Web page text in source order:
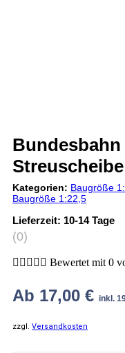
Streuscheibe
Kategorien: Baugröße
Baugröße 1:22,5
Lieferzeit: 10-14 Tage
(0)
     Bewertet mit 0
Ab 17,00 € inkl.
zzgl. Versandkosten